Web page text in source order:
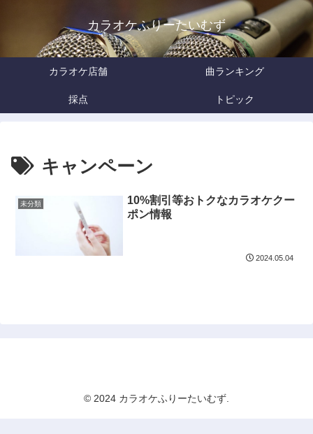
カラオケふりーたいむず
カラオケ店舗 曲ランキング
採点 トピック
キャンペーン
未分類
10%割引等おトクなカラオケクー
ポン情報
2024.05.04
© 2024 カラオケふりーたいむず.